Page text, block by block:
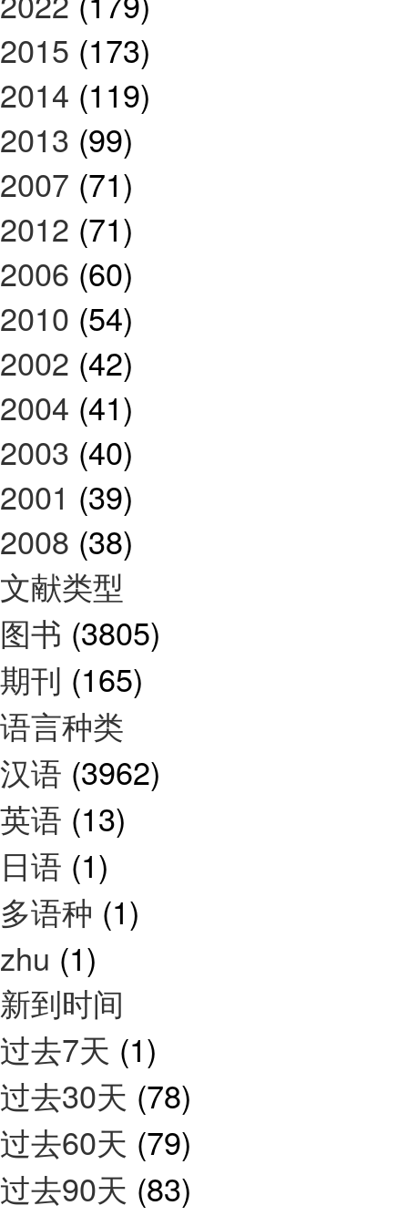
2015 (173)
2014 (119)
2013 (99)
2007 (71)
2012 (71)
2006 (60)
2010 (54)
2002 (42)
2004 (41)
2003 (40)
2001 (39)
2008 (38)
文献类型
图书 (3805)
期刊 (165)
语言种类
汉语 (3962)
英语 (13)
日语 (1)
多语种 (1)
zhu (1)
新到时间
过去7天 (1)
过去30天 (78)
过去60天 (79)
过去90天 (83)